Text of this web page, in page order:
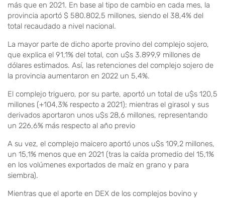
más que en 2021. En base al tipo de cambio en cada mes, la
provincia aportó $ 580.802,5 millones, siendo el 38,4% del
total recaudado a nivel nacional.
La mayor parte de dicho aporte provino del complejo sojero,
que explica el 91,1% del total, con u$s 3.899,9 millones de
dólares estimados. Así, las retenciones del complejo sojero de
la provincia aumentaron en 2022 un 5,4%.
El complejo triguero, por su parte, aportó un total de u$s 120,5
millones (+104,3% respecto a 2021); mientras el girasol y sus
derivados aportaron unos u$s 28,6 millones, representando
un 226,6% más respecto al año previo
A su vez, el complejo maicero aportó unos u$s 109,2 millones,
un 15,1% menos que en 2021 (tras la caída promedio del 15,1%
en los volúmenes exportados de maíz en grano y para
siembra).
Mientras que el aporte en DEX de los complejos bovino y